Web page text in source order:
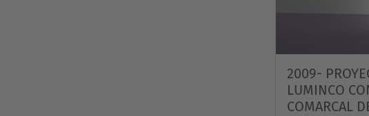
2009-
LUMINCO
COMARCAL